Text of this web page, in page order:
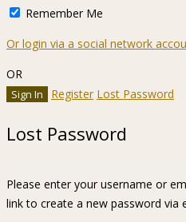
Remember Me
Or login via a social network
OR
Register Lost Password
Lost Password
Please enter your username or
link to create a new password via